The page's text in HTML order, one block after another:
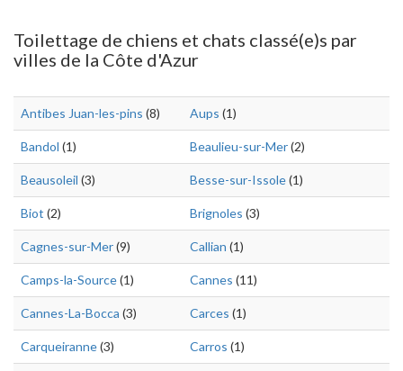
Toilettage de chiens et chats classé(e)s par
villes de la Côte d'Azur
Antibes Juan-les-pins (8) Aups (1)
Bandol (1) Beaulieu-sur-Mer(2)
Beausoleil (3) Besse-sur-Issole(1)
Biot (2) Brignoles (3)
Cagnes-sur-Mer(9) Callian (1)
Camps-la-Source(1) Cannes (11)
Cannes-La-Bocca (3) Carces (1)
Carqueiranne(3) Carros (1)